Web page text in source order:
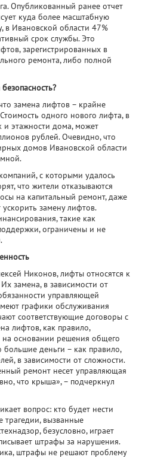
Опубликованный ранее отчет
куда более масштабную
в Ивановской области 47%
срок службы. Это
зарегистрированных в
ремонта, либо полной
замена лифтов – крайне
одного нового лифта, в
и этажности дома, может
рублей. Очевидно, что
домов Ивановской области
с которыми удалось
что жители отказываются
на капитальный ремонт, даже
замену лифтов.
такие как
ограничены и не
Никонов, лифты относятся к
замена, в зависимости от
управляющей
графики обслуживания
соответствующие договоры с
лифтов, как правило,
на основании решения общего
большие деньги – как правило,
в зависимости от сложности.
ремонт несет управляющая
что крыша», – подчеркнул
вопрос: кто будет нести
трагедии, вызванные
безусловно, играет
штрафы за нарушения.
штрафы не решают проблему